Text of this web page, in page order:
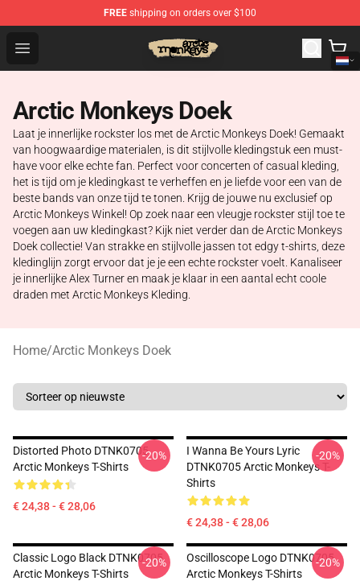
FREE shipping on orders over $100
Open menu
Arctic Monkeys Store - Official Arctic Monkeys
Arctic Monkeys Doek
Laat je innerlijke rockster los met de Arctic Monkeys Doek! Gemaakt
van hoogwaardige materialen, is dit stijlvolle kledingstuk een must-
have voor elke echte fan. Perfect voor concerten of casual kleding,
het is tijd om je kledingkast te verheffen en je liefde voor een van de
beste bands van onze tijd te tonen. Krijg de jouwe nu exclusief op
Arctic Monkeys Winkel! Op zoek naar een vleugje rockster stijl toe te
voegen aan uw kledingkast? Kijk niet verder dan de Arctic Monkeys
Doek collectie! Van strakke en stijlvolle jassen tot edgy t-shirts, deze
kledinglijn zorgt ervoor dat je je een echte rockster voelt. Kanaliseer
je innerlijke Alex Turner en maak je klaar in een aantal echt coole
draden met Arctic Monkeys Kleding.
Home/Arctic Monkeys Doek
Distorted Photo DTNK0705
Arctic Monkeys T-Shirts
€ 24,38 - € 28,06
-20%
I Wanna Be Yours Lyric
DTNK0705 Arctic Monkeys T-
Shirts
€ 24,38 - € 28,06
-20%
Classic Logo Black DTNK0705
Arctic Monkeys T-Shirts
-20%
Oscilloscope Logo DTNK0705
Arctic Monkeys T-Shirts
-20%